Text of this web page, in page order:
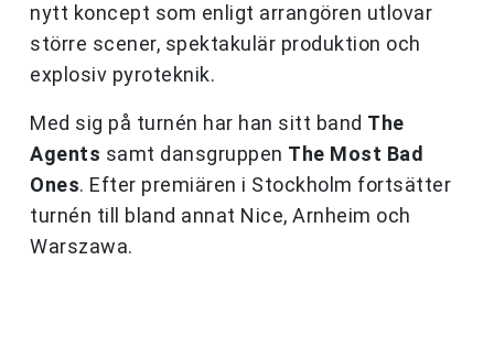
nytt koncept som enligt arrangören utlovar
större scener, spektakulär produktion och
explosiv pyroteknik.
Med sig på turnén har han sitt band The
Agents samt dansgruppen The Most Bad
Ones. Efter premiären i Stockholm fortsätter
turnén till bland annat Nice, Arnheim och
Warszawa.